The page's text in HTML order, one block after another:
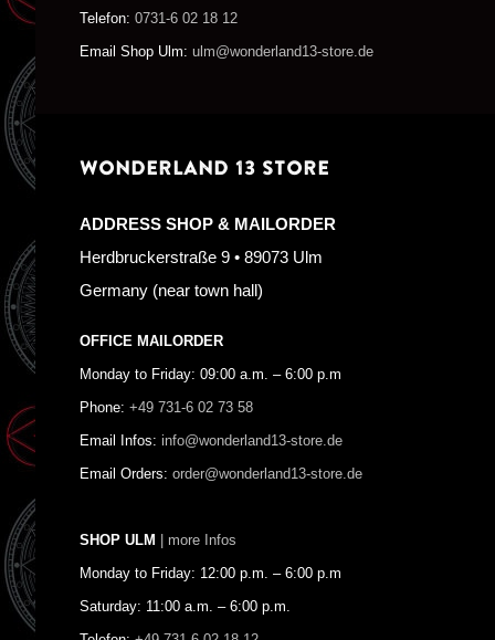
Telefon: 0731-6 02 18 12
Email Shop Ulm: ulm@wonderland13-store.de
WONDERLAND 13 STORE
ADDRESS SHOP & MAILORDER
Herdbruckerstraße 9 • 89073 Ulm
Germany (near town hall)
OFFICE MAILORDER
Monday to Friday: 09:00 a.m. – 6:00 p.m
Phone: +49 731-6 02 73 58
Email Infos: info@wonderland13-store.de
Email Orders: order@wonderland13-store.de
SHOP ULM | more Infos
Monday to Friday: 12:00 p.m. – 6:00 p.m
Saturday: 11:00 a.m. – 6:00 p.m.